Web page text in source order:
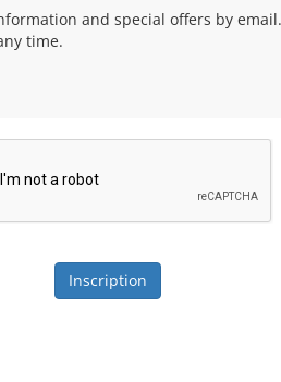
and special offers by
time.